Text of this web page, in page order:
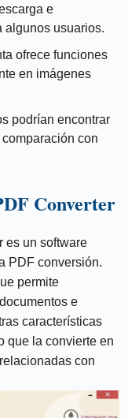
e
algunos usuarios.
ofrece funciones
en imágenes
podrían encontrar
con
Converter
es un software
PDF conversión.
permite
e
características
que la convierte en
con